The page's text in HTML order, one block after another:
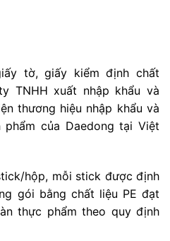
tờ, giấy kiểm định chất
TNHH xuất nhập khẩu và
thương hiệu nhập khẩu và
của Daedong tại Việt
hộp, mỗi stick được định
gói bằng chất liệu PE đạt
thực phẩm theo quy định